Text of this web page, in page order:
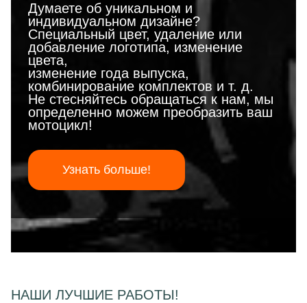
Думаете об уникальном и
индивидуальном дизайне?
Специальный цвет, удаление или
добавление логотипа, изменение
цвета,
изменение года выпуска,
комбинирование комплектов и т. д.
Не стесняйтесь обращаться к нам, мы
определенно можем преобразить ваш
мотоцикл!
Узнать больше!
НАШИ ЛУЧШИЕ РАБОТЫ!